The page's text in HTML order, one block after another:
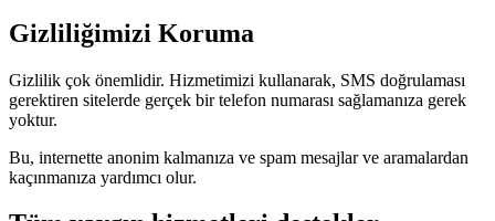
Gizliliğimizi Koruma
Gizlilik çok önemlidir. Hizmetimizi kullanarak, SMS doğrulaması
gerektiren sitelerde gerçek bir telefon numarası sağlamanıza gerek
yoktur.
Bu, internette anonim kalmanıza ve spam mesajlar ve aramalardan
kaçınmanıza yardımcı olur.